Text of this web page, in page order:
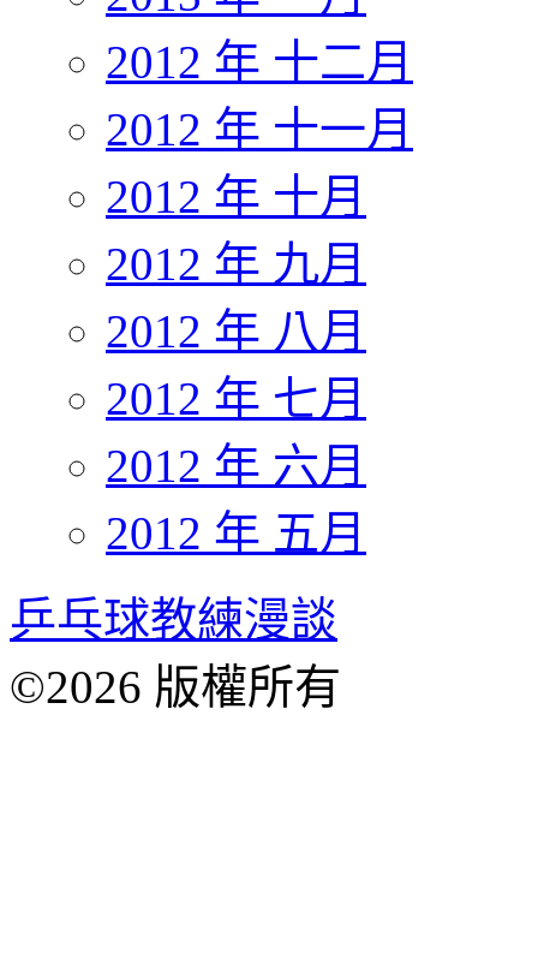
2012 年 十二月
2012 年 十一月
2012 年 十月
2012 年 九月
2012 年 八月
2012 年 七月
2012 年 六月
2012 年 五月
乒乓球教練漫談
©2026 版權所有